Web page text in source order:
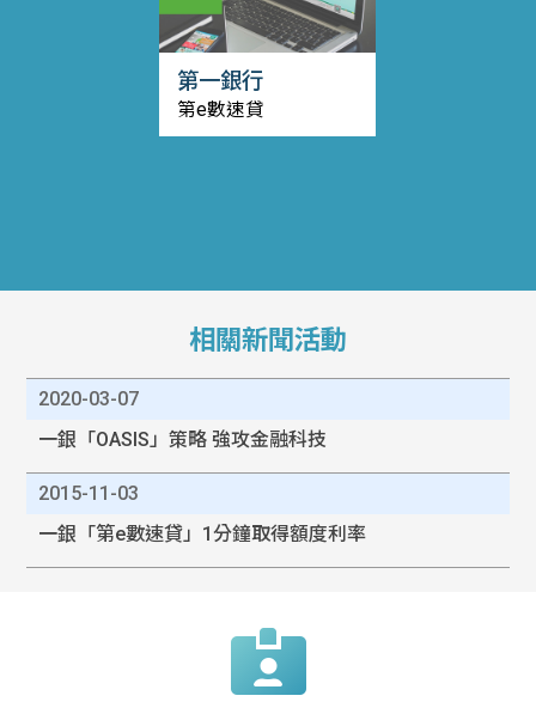
第一銀行
第e數速貸
相關新聞活動
2020-03-07
一銀「OASIS」策略 強攻金融科技
2015-11-03
一銀「第e數速貸」1分鐘取得額度利率